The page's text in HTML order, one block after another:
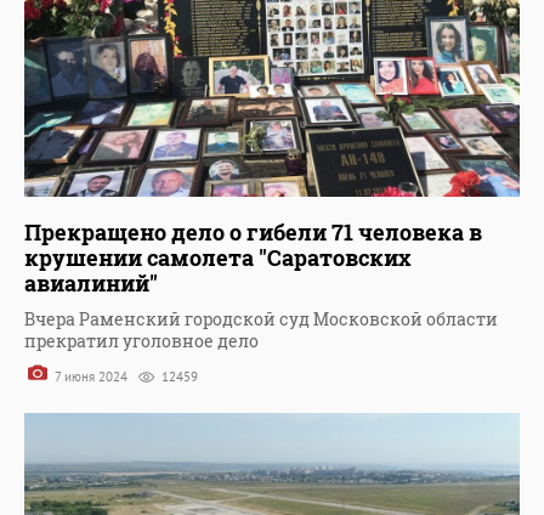
Прекращено дело о гибели 71 человека в
крушении самолета "Саратовских
авиалиний"
Вчера Раменский городской суд Московской области
прекратил уголовное дело
7 июня 2024 12459